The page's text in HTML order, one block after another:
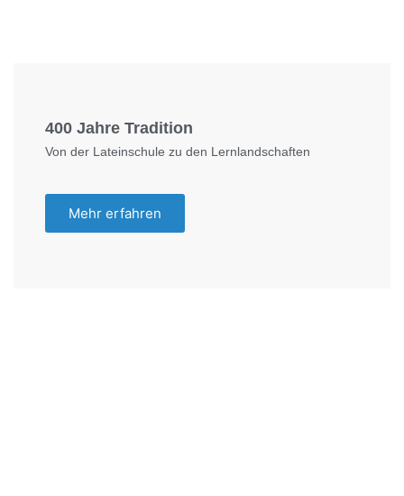
400 Jahre Tradition
Von der Lateinschule zu den Lernlandschaften
Mehr erfahren